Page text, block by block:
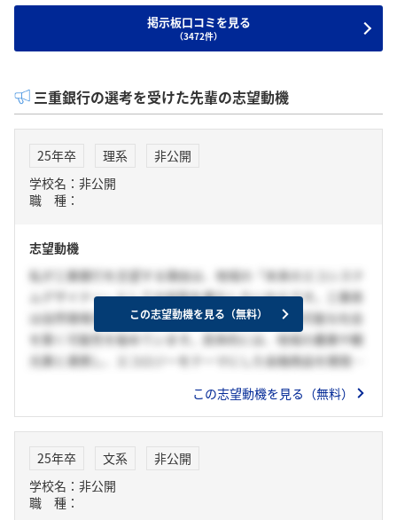
掲示板口コミを見る
（3472件）
三重銀行の選考を受けた先輩の志望動機
25年卒 理系
非公開
学校名：非公開
職 種：
志望動機
私が三重銀行を志望する理由は、地域の「未来のエコシステ
ムデザイナー」としての役割を果たしたいからです。三重県
は自然環境が豊かで、地域の資源を活かした持続可能な社会
を築く可能性を秘めています。具体的には、地域の農業や観
光業と連携し、エコロジーをテーマにした金融商品を開発す
す。例えば、環境に配慮した農業を行う農家と連携し、彼ら
す。また、地域の環境問題をテーマにしたセミナーを開催
し、金融教育を通じて地域の人々に持続可能な生活の重要性
を伝えることも視野に入れています。このように、三重銀行
この志望動機を見る（無料）
この志望動機を見る（無料）
25年卒 文系
非公開
学校名：非公開
職 種：